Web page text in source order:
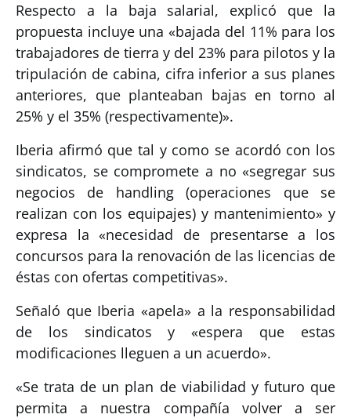
Respecto a la baja salarial, explicó que la
propuesta incluye una «bajada del 11% para los
trabajadores de tierra y del 23% para pilotos y la
tripulación de cabina, cifra inferior a sus planes
anteriores, que planteaban bajas en torno al
25% y el 35% (respectivamente)».
Iberia afirmó que tal y como se acordó con los
sindicatos, se compromete a no «segregar sus
negocios de handling (operaciones que se
realizan con los equipajes) y mantenimiento» y
expresa la «necesidad de presentarse a los
concursos para la renovación de las licencias de
éstas con ofertas competitivas».
Señaló que Iberia «apela» a la responsabilidad
de los sindicatos y «espera que estas
modificaciones lleguen a un acuerdo».
«Se trata de un plan de viabilidad y futuro que
permita a nuestra compañía volver a ser